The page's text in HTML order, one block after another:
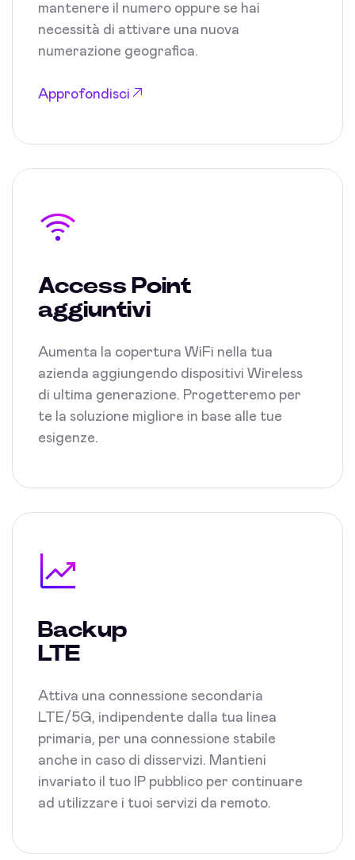
mantenere il numero oppure se hai
necessità di attivare una nuova
numerazione geografica.
Approfondisci
Access Point
aggiuntivi
Aumenta la copertura WiFi nella tua
azienda aggiungendo dispositivi Wireless
di ultima generazione. Progetteremo per
te la soluzione migliore in base alle tue
esigenze.
Backup
LTE
Attiva una connessione secondaria
LTE/5G, indipendente dalla tua linea
primaria, per una connessione stabile
anche in caso di disservizi. Mantieni
invariato il tuo IP pubblico per continuare
ad utilizzare i tuoi servizi da remoto.